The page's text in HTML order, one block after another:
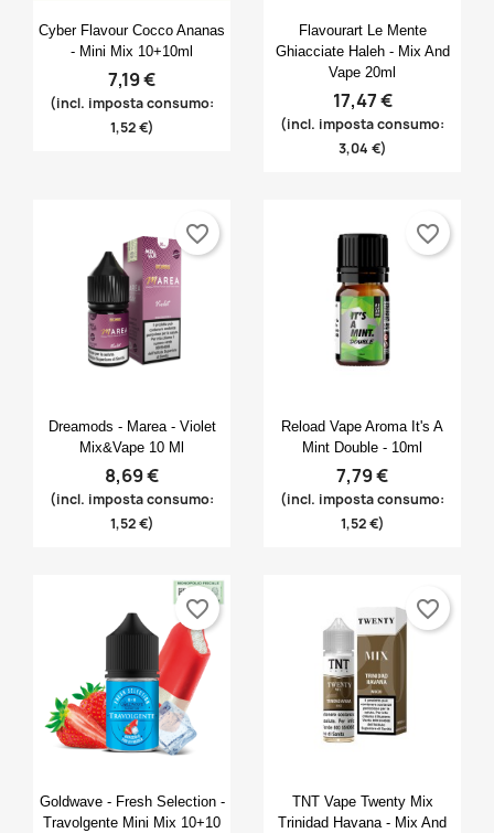
Anteprima
Cyber Flavour Cocco Ananas
- Mini Mix 10+10ml
7,19 €
(incl. imposta consumo:
1,52 €)
Anteprima
Flavourart Le Mente
Ghiacciate Haleh - Mix And
Vape 20ml
17,47 €
(incl. imposta consumo:
3,04 €)
Anteprima
Dreamods - Marea - Violet
Mix&Vape 10 Ml
8,69 €
(incl. imposta consumo:
1,52 €)
favorite_border
Anteprima
Reload Vape Aroma It's A
Mint Double - 10ml
7,79 €
(incl. imposta consumo:
1,52 €)
favorite_border
Anteprima
Goldwave - Fresh Selection -
Travolgente Mini Mix 10+10
favorite_border
Anteprima
TNT Vape Twenty Mix
Trinidad Havana - Mix And
favorite_border